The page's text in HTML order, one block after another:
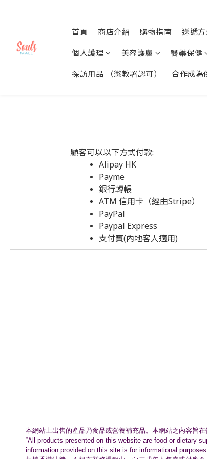
首頁 商店介紹 購物指南 送遞
個人護理 美容護膚 醫藥保健
探訪用品 （懲教署認可） 合作成為
顧客可以以下方式付款:
Alipay HK
Payme
銀行轉帳
ATM 信用卡（經由Stripe）
PayPal
Paypal Express
支付寶(內地客人適用)
本網站上出售的產品乃食品或營養補充品。 本網站之內容旨在
“All products presented on this website are food or dietary
information provided on this site is for informational